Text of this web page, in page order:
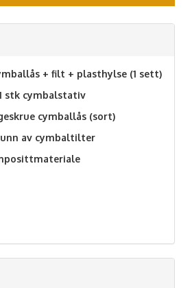
+ filt + plasthylse (1 sett)
stk cymbalstativ
cymballås (sort)
av cymbaltilter